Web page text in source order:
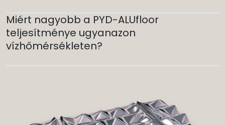
Miért nagyobb a PYD-ALUfloor
teljesítménye ugyanazon
vízhőmérsékleten?